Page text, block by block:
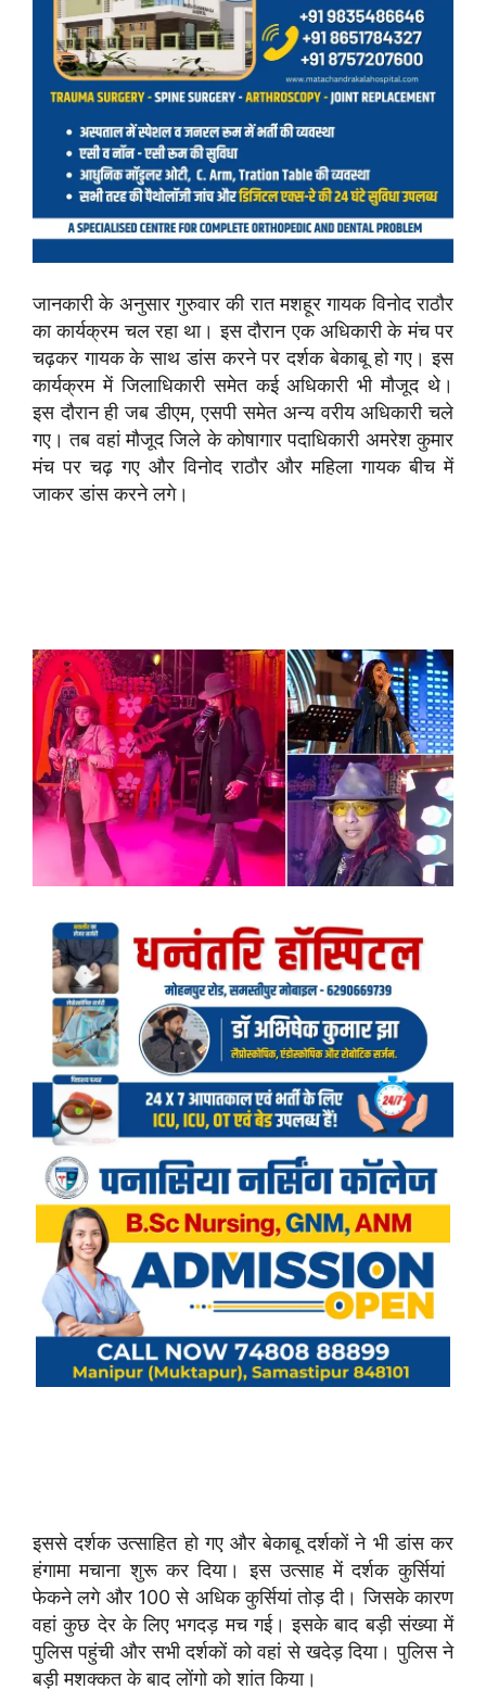
जानकारी के अनुसार गुरुवार की रात मशहूर गायक विनोद राठौर
का कार्यक्रम चल रहा था। इस दौरान एक अधिकारी के मंच पर
चढ़कर गायक के साथ डांस करने पर दर्शक बेकाबू हो गए। इस
कार्यक्रम में जिलाधिकारी समेत कई अधिकारी भी मौजूद थे।
इस दौरान ही जब डीएम, एसपी समेत अन्य वरीय अधिकारी चले
गए। तब वहां मौजूद जिले के कोषागार पदाधिकारी अमरेश कुमार
मंच पर चढ़ गए और विनोद राठौर और महिला गायक बीच में
जाकर डांस करने लगे।
इससे दर्शक उत्साहित हो गए और बेकाबू दर्शकों ने भी डांस कर
हंगामा मचाना शुरू कर दिया। इस उत्साह में दर्शक कुर्सियां ​​
फेकने लगे और 100 से अधिक कुर्सियां ​​तोड़ दी। जिसके कारण
वहां कुछ देर के लिए भगदड़ मच गई। इसके बाद बड़ी संख्या में
पुलिस पहुंची और सभी दर्शकों को वहां से खदेड़ दिया। पुलिस ने
बड़ी मशक्कत के बाद लोंगो को शांत किया।